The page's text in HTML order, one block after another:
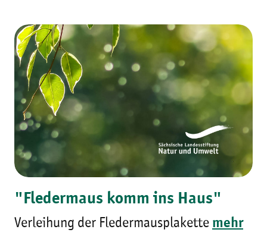
"Fledermaus komm ins Haus"
Verleihung der Fledermausplakette mehr